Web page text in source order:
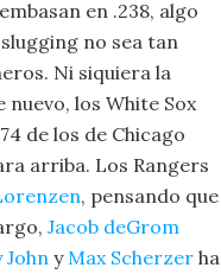
en .238, algo
no sea tan
Ni siquiera la
nuevo, los White Sox
de los de Chicago
arriba. Los Rangers
, pensando que
Jacob deGrom
John y Max Scherzer ha